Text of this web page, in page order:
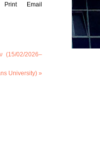
Email
Print
(15/02/2026–
University) »